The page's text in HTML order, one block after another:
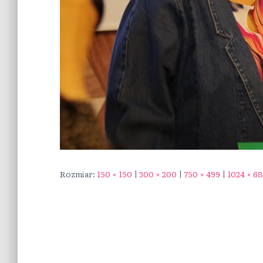
Rozmiar: 150 × 150 | 300 × 200 | 750 × 499 | 1024 ×